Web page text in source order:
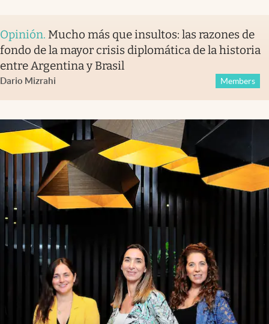
Opinión. Mucho más que insultos: las razones de
fondo de la mayor crisis diplomática de la historia
entre Argentina y Brasil
Dario Mizrahi Members